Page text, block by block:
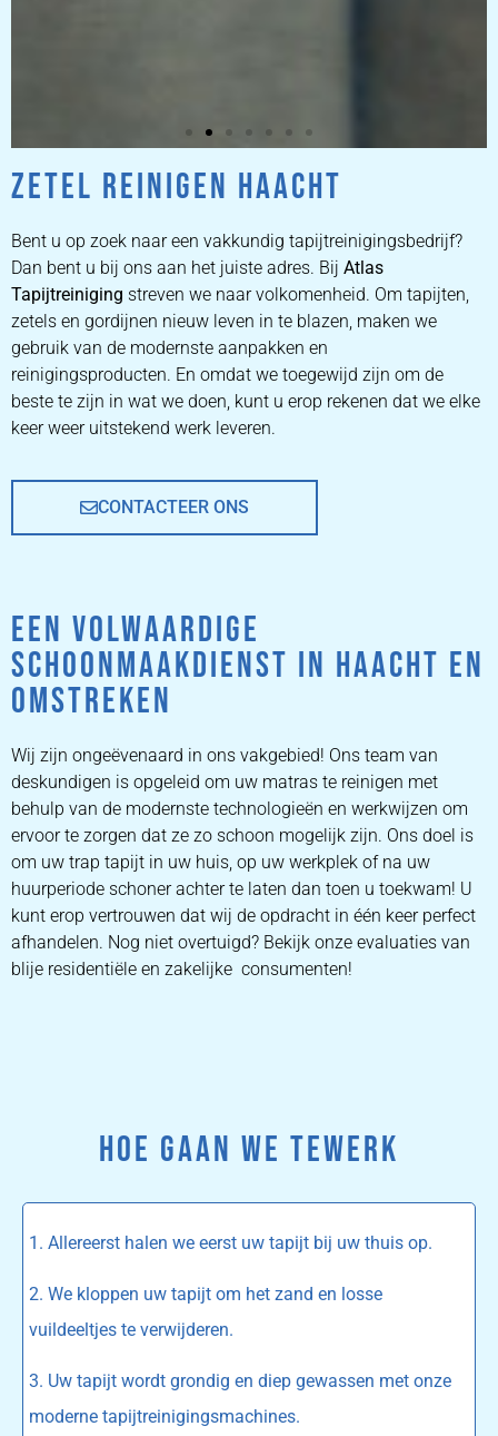
ZETEL
REINIGEN
ZETEL REINIGEN DOOR
PROFESSIONALS
PRIJZEN
ZETEL REINIGEN HAACHT
Bent u op zoek naar een vakkundig tapijtreinigingsbedrijf?
Dan bent u bij ons aan het juiste adres. Bij Atlas
Tapijtreiniging streven we naar volkomenheid. Om tapijten,
zetels en gordijnen nieuw leven in te blazen, maken we
gebruik van de modernste aanpakken en
reinigingsproducten. En omdat we toegewijd zijn om de
beste te zijn in wat we doen, kunt u erop rekenen dat we elke
keer weer uitstekend werk leveren.
CONTACTEER ONS
EEN VOLWAARDIGE
SCHOONMAAKDIENST IN HAACHT EN
OMSTREKEN
Wij zijn ongeëvenaard in ons vakgebied! Ons team van
deskundigen is opgeleid om uw matras te reinigen met
behulp van de modernste technologieën en werkwijzen om
ervoor te zorgen dat ze zo schoon mogelijk zijn. Ons doel is
om uw trap tapijt in uw huis, op uw werkplek of na uw
huurperiode schoner achter te laten dan toen u toekwam! U
kunt erop vertrouwen dat wij de opdracht in één keer perfect
afhandelen. Nog niet overtuigd? Bekijk onze evaluaties van
blije residentiële en zakelijke consumenten!
HOE GAAN WE TEWERK
1. Allereerst halen we eerst uw tapijt bij uw thuis op.
2. We kloppen uw tapijt om het zand en losse
vuildeeltjes te verwijderen.
3. Uw tapijt wordt grondig en diep gewassen met onze
moderne tapijtreinigingsmachines.